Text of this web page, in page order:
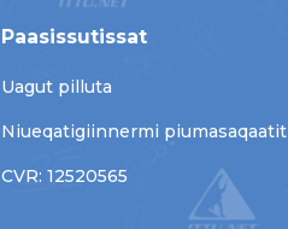
Paasissutissat
Uagut pilluta
Niueqatigiinnermi piumasaqaatit
CVR: 12520565